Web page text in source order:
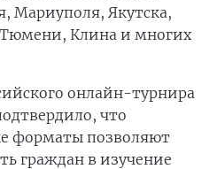
Мариуполя, Якутска,
Тюмени, Клина и многих
онлайн-турнира
что
форматы позволяют
граждан в изучение